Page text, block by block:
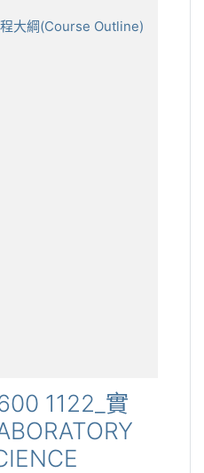
大綱(Course Outline)
1122_實